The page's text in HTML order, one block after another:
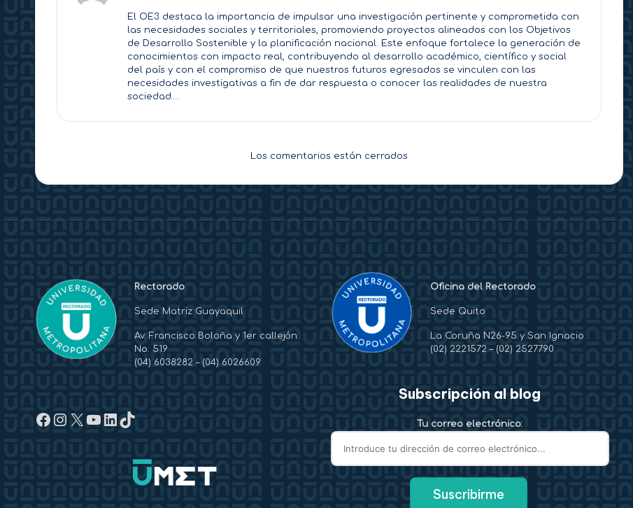
El OE3 destaca la importancia de impulsar una investigación pertinente y comprometida con
las necesidades sociales y territoriales, promoviendo proyectos alineados con los Objetivos
de Desarrollo Sostenible y la planificación nacional. Este enfoque fortalece la generación de
conocimientos con impacto real, contribuyendo al desarrollo académico, científico y social
del país y con el compromiso de que nuestros futuros egresados se vinculen con las
necesidades investigativas a fin de dar respuesta o conocer las realidades de nuestra
sociedad….
Los comentarios están cerrados
Rectorado
Sede Matriz Guayaquil
Av. Francisco Boloña y 1er callejón
No. 519
(04) 6038282– (04) 6026609
Facebook
Instagram
X YouTube
LinkedIn
TikTok
Oficina del Rectorado
Sede Quito
La Coruña N26-95 y San Ignacio
(02) 2221572– (02) 2527790
Subscripción al blog
Tu correo electrónico: